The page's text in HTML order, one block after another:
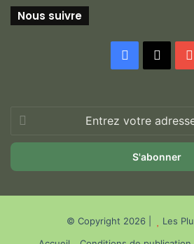
Nous suivre
Facebook
votre
adresse
© Copyright 2026 |
Les